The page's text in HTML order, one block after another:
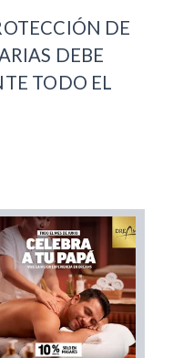
DE
DEBE
TODO EL